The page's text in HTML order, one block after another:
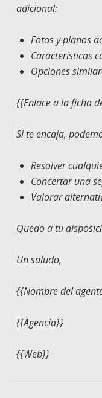
adicional:
Fotos y planos
Características
Opciones
{{Enlace a la ficha
Si te encaja,
Resolver
Concertar una
Valorar
Quedo a tu
Un saludo,
{{Nombre del
{{Agencia}}
{{Web}}